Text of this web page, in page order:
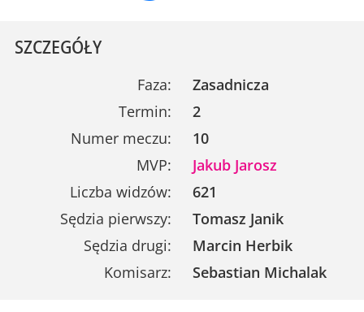
SZCZEGÓŁY
Faza:
Zasadnicza
Termin:
2
Numer meczu:
10
MVP:
Jakub Jarosz
Liczba widzów:
621
Sędzia pierwszy:
Tomasz Janik
Sędzia drugi:
Marcin Herbik
Komisarz:
Sebastian Michalak